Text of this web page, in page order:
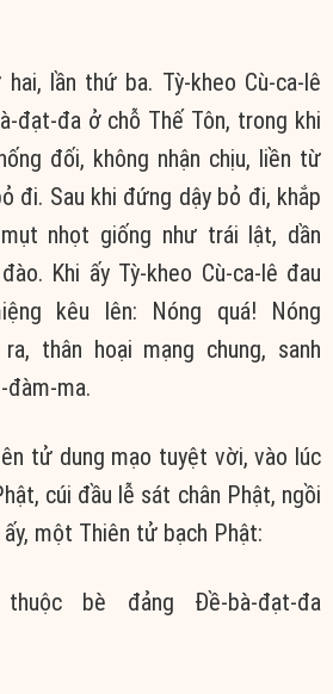
lần thứ ba. Tỳ-kheo Cù-ca-lê
đạt-đa ở chỗ Thế Tôn, trong khi
đối, không nhận chịu, liền từ
đi. Sau khi đứng dậybỏ đi, khắp
nhọt giống như trái lật, dần
Khi ấy Tỳ-kheo Cù-ca-lê đau
kêu lên: Nóng quá! Nóng
ra, thân hoại mạng chung, sanh
đàm-ma.
tử dung mạo tuyệt vời, vào lúc
cúi đầu lễ sát chân Phật, ngồi
, một Thiên tử bạch Phật:
thuộc bè đảng Đề-bà-đạt-đa